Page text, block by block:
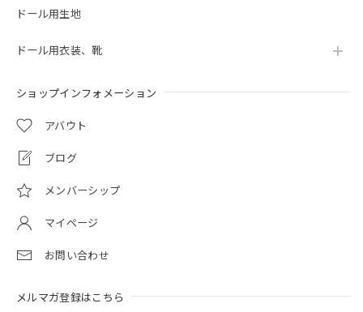
ドール用生地
ドール用衣装、靴
ショップインフォメーション
アバウト
ブログ
メンバーシップ
マイページ
お問い合わせ
メルマガ登録はこちら